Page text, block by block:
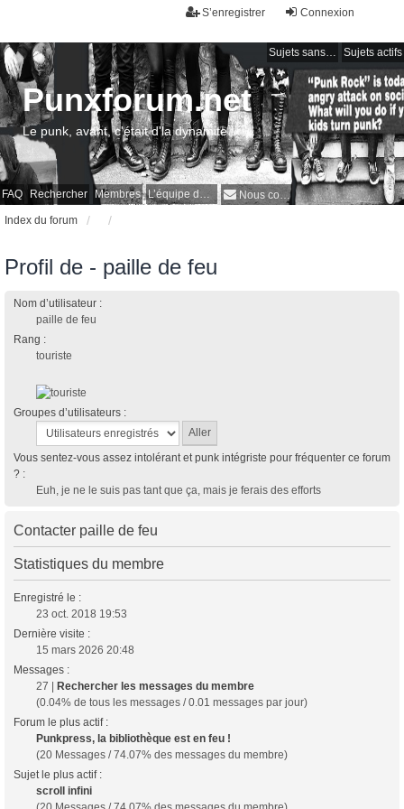
Connexion
S’enregistrer
Sujets sans réponse Sujets actifs
FAQ Rechercher Membres L’équipe du forum Nous contacter
Punxforum.net
Le punk, avant, c'était d'la dynamite !
Index du forum
Profil de - paille de feu
Nom d’utilisateur :
paille de feu
Rang :
touriste
Groupes d’utilisateurs :
Vous sentez-vous assez intolérant et punk intégriste pour fréquenter ce forum
? :
Euh, je ne le suis pas tant que ça, mais je ferais des efforts
Contacter paille de feu
Statistiques du membre
Enregistré le :
23 oct. 2018 19:53
Dernière visite :
15 mars 2026 20:48
Messages :
27 | Rechercher les messages du membre
(0.04% de tous les messages / 0.01 messages par jour)
Forum le plus actif :
Punkpress, la bibliothèque est en feu !
(20 Messages / 74.07% des messages du membre)
Sujet le plus actif :
scroll infini